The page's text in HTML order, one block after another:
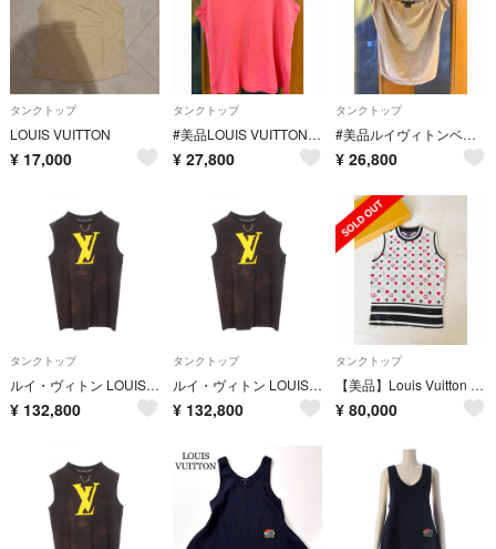
タンクトップ
LOUIS VUITTON
¥ 17,000
タンクトップ
#美品LOUIS VUITTON ピンク ロゴ入り金具タンクトップ #XS
¥ 27,800
タンクトップ
#美品ルイヴィトンベージュ ベロアタンクトップ キャミソール36Mサイズ
¥ 26,800
タンクトップ
ルイ・ヴィトン LOUIS VUITTON LVロゴ タンクトップ 衣料品 トップス コットン レディース ブラック系 / イエロー系 RW241WD IIX FQJD13 【中古】
¥ 132,800
タンクトップ
ルイ・ヴィトン LOUIS VUITTON LVロゴ タンクトップ 衣料品 トップス コットン レディース ブラック系 / イエロー系 RW241WD IIX FQJD13 【中古】
¥ 132,800
タンクトップ
【美品】Louis Vuitton ハート柄 タンクトップ S
¥ 80,000